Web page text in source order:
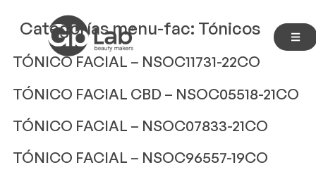
Categorías menu-fac: Tónicos
TÓNICO FACIAL – NSOC11731-22CO
TÓNICO FACIAL CBD – NSOC05518-21CO
TÓNICO FACIAL – NSOC07833-21CO
TÓNICO FACIAL – NSOC96557-19CO